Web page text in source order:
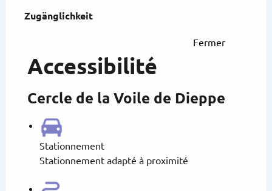
Zugänglichkeit
Zugänglichkeit
Fermer
Accessibilité
Cercle de la Voile de Dieppe
Stationnement
Stationnement adapté à proximité